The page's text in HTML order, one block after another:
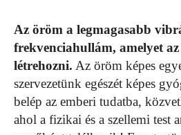
Az öröm a legmagasabb
frekvenciahullám, amelyet az
létrehozni. Az öröm képes
szervezetünk egészét képes
belép az emberi tudatba,
ahol a fizikai és a szellemi test